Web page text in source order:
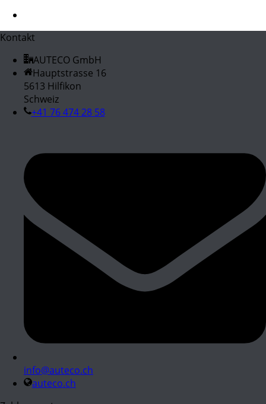
Kontakt
AUTECO GmbH
Hauptstrasse 16
5613 Hilfikon
Schweiz
+41 76 474 28 58
info@auteco.ch
auteco.ch